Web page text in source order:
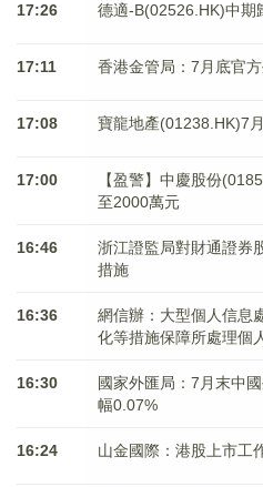
17:26 德適-B(02526.HK)中期
17:11 香港金管局：7月底官
17:08 寶龍地產(01238.HK)7
17:00
【盈警】中慶股份
至2000萬元
16:46
浙江證監局對財通證券
措施
16:36
網信辦：大型個人信息
化等措施保障所處理個
16:30
國家外匯局：7月末中
幅0.07%
16:24 山金國際：港股上市工